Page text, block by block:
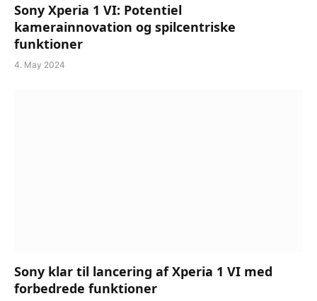
Sony Xperia 1 VI: Potentiel
kamerainnovation og spilcentriske
funktioner
4. May 2024
Sony klar til lancering af Xperia 1 VI med
forbedrede funktioner